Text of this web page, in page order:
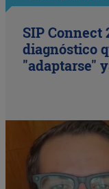
SIP Connect
diagnóstico
"adaptarse"